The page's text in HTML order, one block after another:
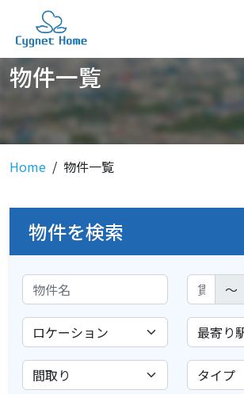
物件一覧
Home 物件一覧
物件を検索
～